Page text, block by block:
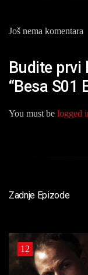
Još nema komentara
Budite prvi
“Besa S01
You must be logged
Zadnje Epizode
12